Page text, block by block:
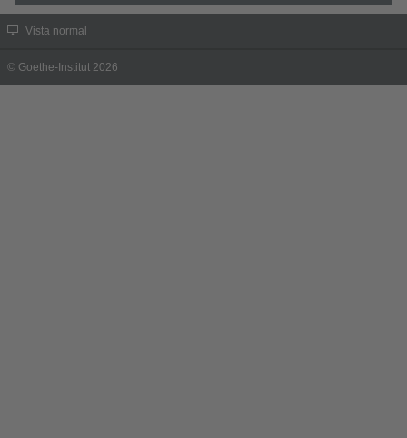
Vista normal
© Goethe-Institut 2026